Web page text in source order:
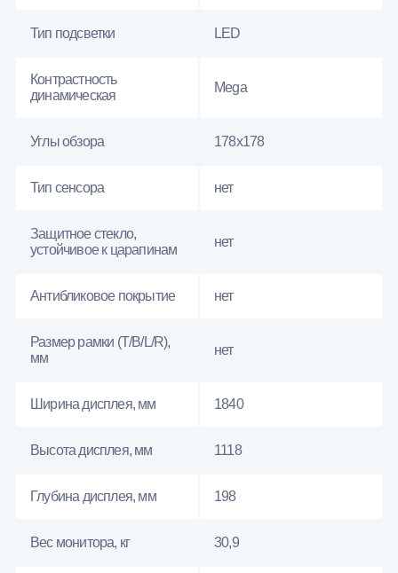
Тип подсветки LED
Контрастность
динамическая
Mega
Углы обзора 178x178
Тип сенсора нет
Защитное стекло,
устойчивое к царапинам
нет
Антибликовое покрытие нет
Размер рамки (T/B/L/R),
мм
нет
Ширина дисплея, мм 1840
Высота дисплея, мм 1118
Глубина дисплея, мм 198
Вес монитора, кг 30,9